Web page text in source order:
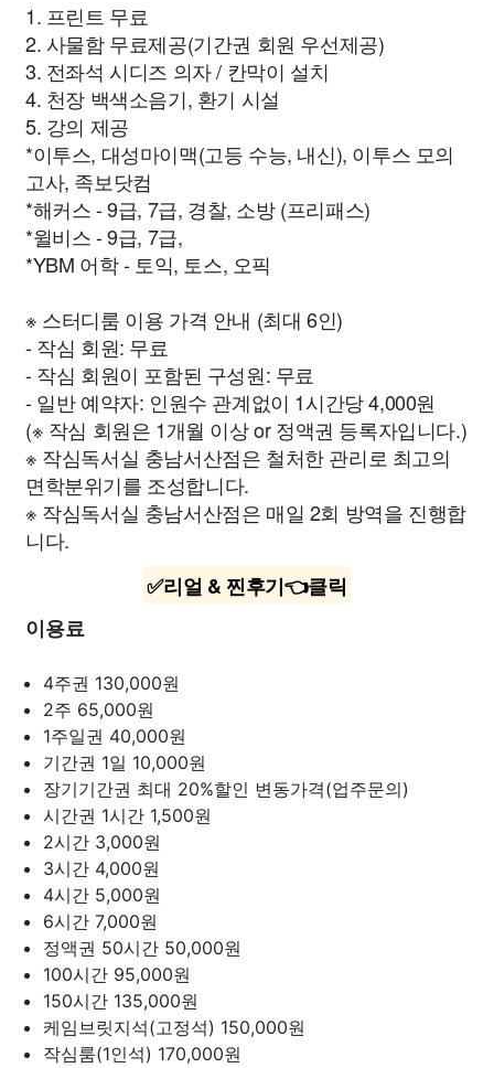
1. 프린트 무료
2. 사물함 무료제공(기간권 회원 우선제공)
3. 전좌석 시디즈 의자 / 칸막이 설치
4. 천장 백색소음기, 환기 시설
5. 강의 제공
*이투스, 대성마이맥(고등 수능, 내신), 이투스 모의
고사, 족보닷컴
*해커스 - 9급, 7급, 경찰, 소방 (프리패스)
*윌비스 - 9급, 7급,
*YBM 어학 - 토익, 토스, 오픽
※ 스터디룸 이용 가격 안내 (최대 6인)
- 작심 회원: 무료
- 작심 회원이 포함된 구성원: 무료
- 일반 예약자: 인원수 관계없이 1시간당 4,000원
(※ 작심 회원은 1개월 이상 or 정액권 등록자입니다.)
※ 작심독서실 충남서산점은 철처한 관리로 최고의
면학분위기를 조성합니다.
※ 작심독서실 충남서산점은 매일 2회 방역을 진행합
니다.
✅리얼 & 찐후기👈클릭
이용료
4주권 130,000원
2주 65,000원
1주일권 40,000원
기간권 1일 10,000원
장기기간권 최대 20%할인 변동가격(업주문의)
시간권 1시간 1,500원
2시간 3,000원
3시간 4,000원
4시간 5,000원
6시간 7,000원
정액권 50시간 50,000원
100시간 95,000원
150시간 135,000원
케임브릿지석(고정석) 150,000원
작심룸(1인석) 170,000원